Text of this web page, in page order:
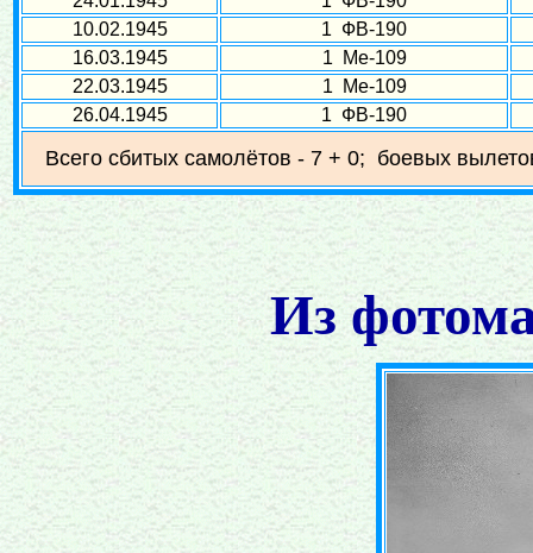
10.02.1945
1 ФВ-190
16.03.1945
1 Ме-109
22.03.1945
1 Ме-109
26.04.1945
1 ФВ-190
Всего сбитых самолётов - 7 + 0; боевых
Из